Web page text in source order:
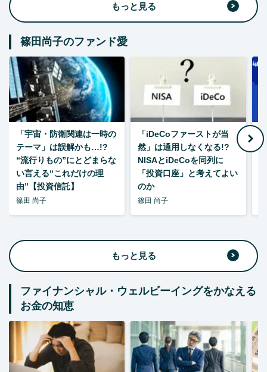
もっと見る
篠田尚子のファンド愛
「宇宙・防衛関連は一時の
テーマ」は誤解かも…!?
“流行りもの”にとどまらな
い言える“これだけの理
由”【投資信託】
篠田 尚子
「iDeCoファーストが当
然」は通用しなくなる!?
NISAとiDeCoを同列に
「投資口座」と考えてよい
のか
篠田 尚子
もっと見る
ファイナンシャル・ウェルビーイングをかなえる
お金の知恵